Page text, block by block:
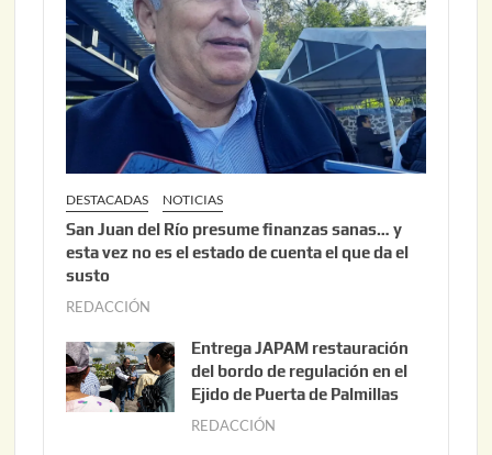
DESTACADAS NOTICIAS
San Juan del Río presume finanzas sanas… y
esta vez no es el estado de cuenta el que da el
susto
REDACCIÓN
o
s
t
Entrega JAPAM restauración
del bordo de regulación en el
Ejido de Puerta de Palmillas
REDACCIÓN